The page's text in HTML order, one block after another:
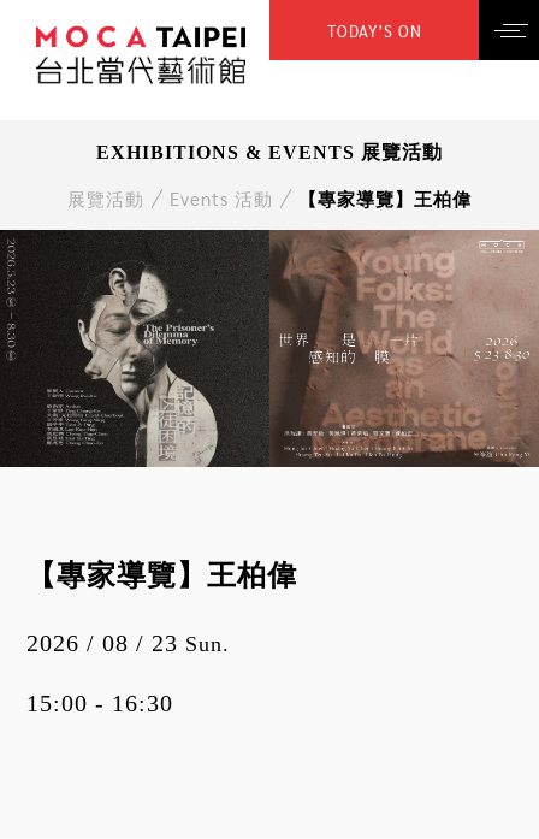
TODAY’S ON
EXHIBITIONS & EVENTS 展覽活動
展覽活動 Events 活動 【專家導覽】王柏偉
【專家導覽】王柏偉
2026 / 08 / 23 Sun.
15:00 - 16:30